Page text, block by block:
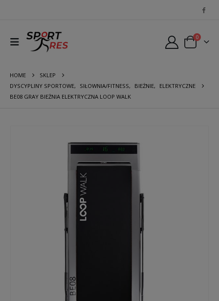
0
HOME
SKLEP
DYSCYPLINY SPORTOWE, SIŁOWNIA/FITNESS, BIEŻNIE,
ELEKTRYCZNE
BE08 GRAY BIEŻNIA ELEKTRYCZNA LOOP WALK